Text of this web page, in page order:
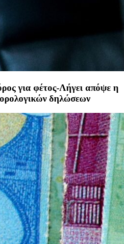
για φέτος-Λήγει απόψε η
δηλώσεων